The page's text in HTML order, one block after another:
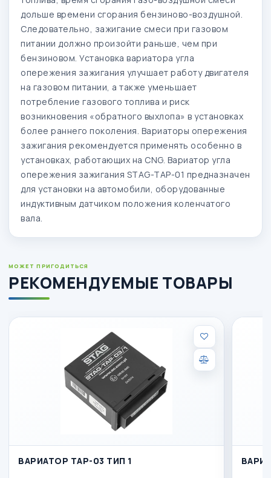
дольше времени сгорания бензиново-воздушной.
Следовательно, зажигание смеси при газовом
питании должно произойти раньше, чем при
бензиновом. Установка вариатора угла
опережения зажигания улучшает работу двигателя
на газовом питании, а также уменьшает
потребление газового топлива и риск
возникновения «обратного выхлопа» в установках
более раннего поколения. Вариаторы опережения
зажигания рекомендуется применять особенно в
установках, работающих на CNG. Вариатор угла
опережения зажигания STAG-TAP-01 предназначен
для установки на автомобили, оборудованные
индуктивным датчиком положения коленчатого
вала.
МОЖЕТ ПРИГОДИТЬСЯ
РЕКОМЕНДУЕМЫЕ ТОВАРЫ
ВАРИАТОР TAP-03 ТИП 1